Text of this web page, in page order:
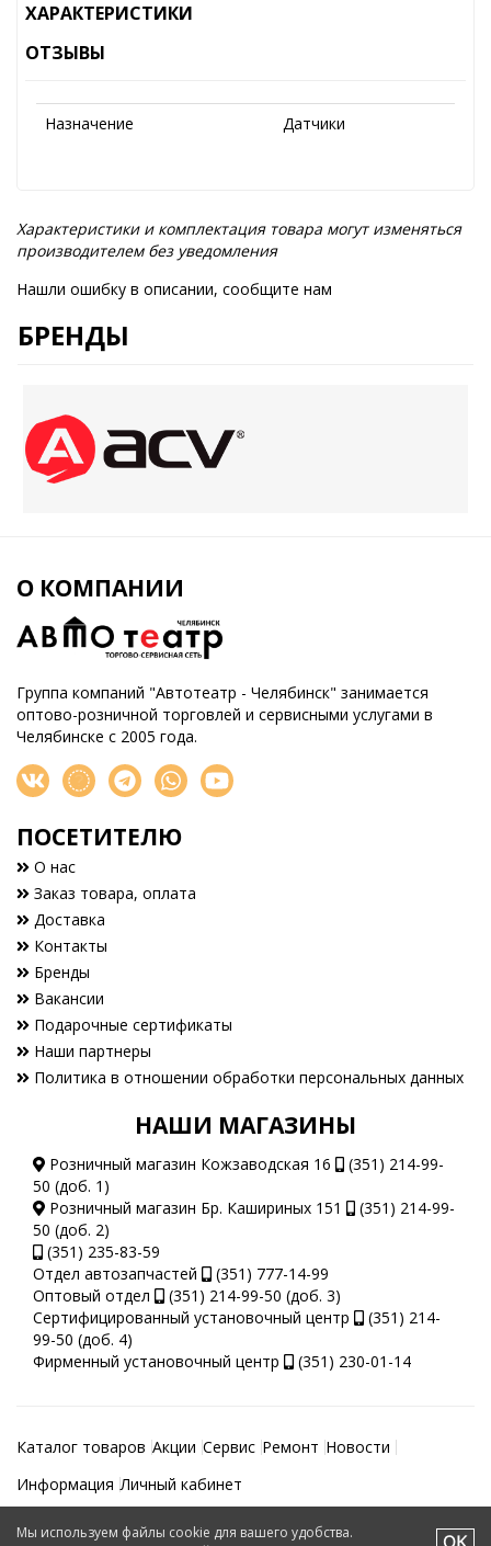
ХАРАКТЕРИСТИКИ
ОТЗЫВЫ
Назначение Датчики
Характеристики и комплектация товара могут изменяться
производителем без уведомления
Нашли ошибку в описании, сообщите нам
БРЕНДЫ
О КОМПАНИИ
Группа компаний "Автотеатр - Челябинск" занимается
оптово-розничной торговлей и сервисными услугами в
Челябинске с 2005 года.
ПОСЕТИТЕЛЮ
О нас
Заказ товара, оплата
Доставка
Контакты
Бренды
Вакансии
Подарочные сертификаты
Наши партнеры
Политика в отношении обработки персональных данных
НАШИ МАГАЗИНЫ
Розничный магазин Кожзаводская 16
(351) 214-99-
50 (доб. 1)
Розничный магазин Бр. Кашириных 151
(351) 214-99-
50 (доб. 2)
(351) 235-83-59
Отдел автозапчастей
(351) 777-14-99
Оптовый отдел
(351) 214-99-50 (доб. 3)
Сертифицированный установочный центр
(351) 214-
99-50 (доб. 4)
Фирменный установочный центр
(351) 230-01-14
Каталог товаров Акции Сервис Ремонт Новости
Информация Личный кабинет
Мы используем файлы cookie для вашего удобства.